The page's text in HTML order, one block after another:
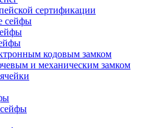
сертификации
сейфы
кодовым замком
и механическим замком